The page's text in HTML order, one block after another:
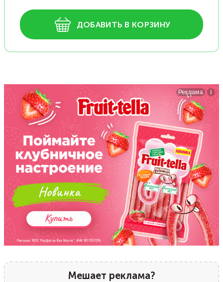
ДОБАВИТЬ В КОРЗИНУ
Мешает реклама?